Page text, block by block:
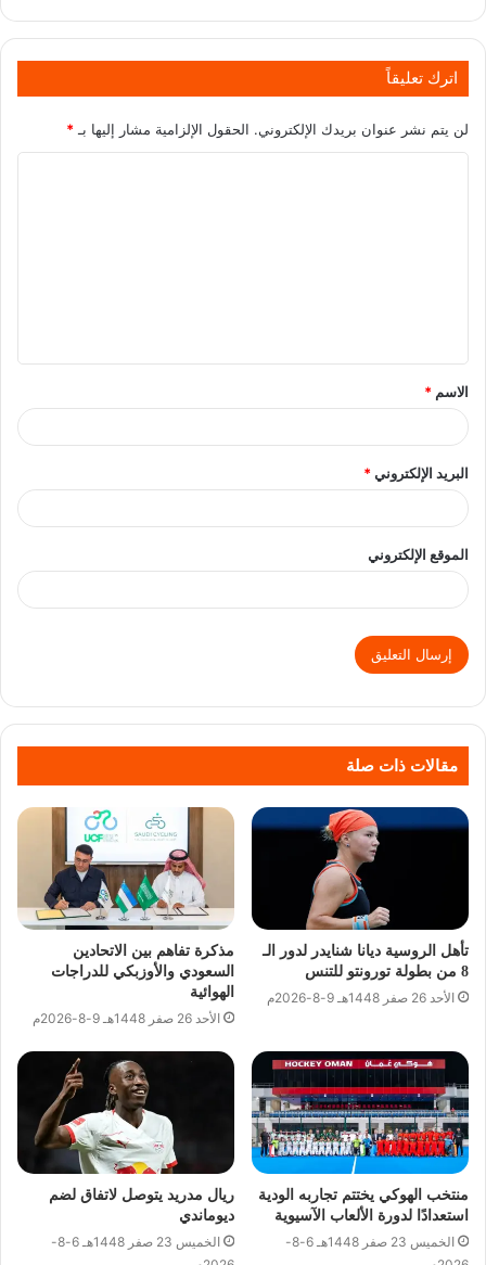
اترك تعليقاً
لن يتم نشر عنوان بريدك الإلكتروني. الحقول الإلزامية مشار إليها بـ*
الاسم *
البريد الإلكتروني*
الموقع الإلكتروني
مقالات ذات صلة
تأهل الروسية ديانا شنايدر لدور الـ
8 من بطولة تورونتو للتنس
الأحد 26 صفر 1448هـ 9-8-2026م
مذكرة تفاهم بين الاتحادين
السعودي والأوزبكي للدراجات
الهوائية
الأحد 26 صفر 1448هـ 9-8-2026م
منتخب الهوكي يختتم تجاربه الودية
استعدادًا لدورة الألعاب الآسيوية
الخميس 23 صفر 1448هـ 6-8-
ريال مدريد يتوصل لاتفاق لضم
ديوماندي
الخميس 23 صفر 1448هـ 6-8-